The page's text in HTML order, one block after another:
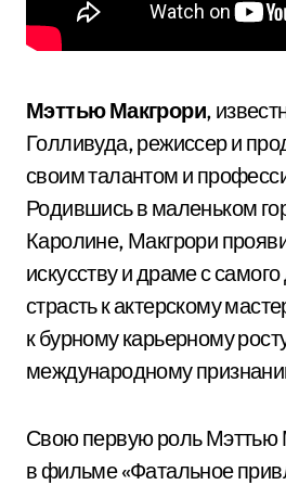
Мэттью Макгрори,
Голливуда, режиссер и
своим талантом и
Родившись в маленьком
Каролине, Макгрори
искусству и драме с самого
страсть к актерскому
к бурному карьерному
международному
Свою первую роль Мэттью
в фильме «Фатальное